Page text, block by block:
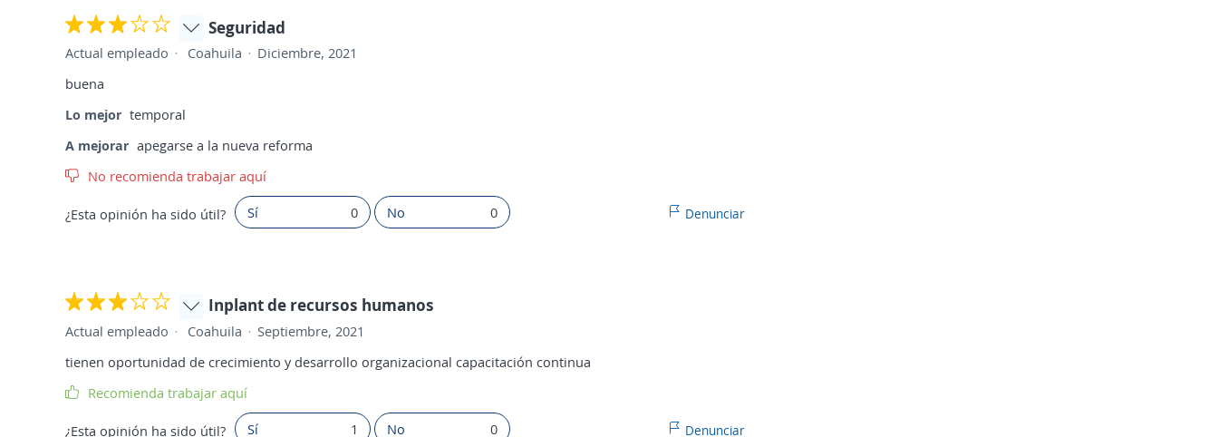
Seguridad
Actual empleado Coahuila
Diciembre, 2021
buena
Lo mejor temporal
A mejorar apegarse a la nueva reforma
No recomienda trabajar aquí
¿Esta opinión ha sido útil? Sí 0 No 0 Denunciar
Inplant de recursos humanos
Actual empleado Coahuila
Septiembre, 2021
tienen oportunidad de crecimiento y desarrollo organizacional capacitación continua
Recomienda trabajar aquí
¿Esta opinión ha sido útil? Sí 1 No 0 Denunciar